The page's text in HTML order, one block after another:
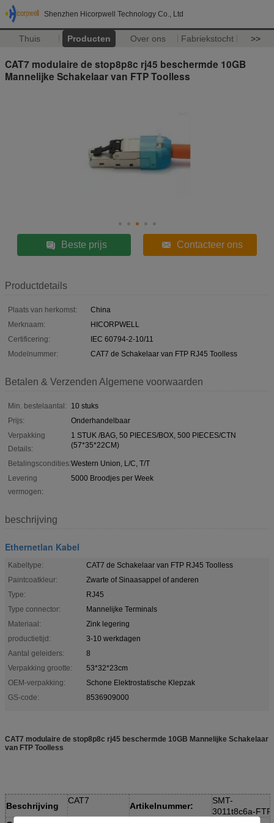
Shenzhen Hicorpwell Technology Co., Ltd
Thuis Producten Over ons Fabriekstocht >>
CAT7 modulaire de stop8p8c rj45 beschermde 10GB
Mannelijke Schakelaar van FTP Toolless
Beste prijs Contacteer ons
Productdetails
Plaats van herkomst:
China
Merknaam:
HICORPWELL
Certificering:
IEC 60794-2-10/11
Modelnummer:
CAT7 de Schakelaar van FTP RJ45 Toolless
Betalen & Verzenden Algemene voorwaarden
Min. bestelaantal:
10 stuks
Prijs:
Onderhandelbaar
Verpakking
Details:
1 STUK /BAG, 50 PIECES/BOX, 500 PIECES/CTN
(57*35*22CM)
Betalingscondities:Western Union, L/C, T/T
Levering
vermogen:
5000 Broodjes per Week
beschrijving
Ethernetlan Kabel
Kabeltype:
CAT7 de Schakelaar van FTP RJ45 Toolless
Paintcoatkleur:
Zwarte of Sinaasappel of anderen
Type:
RJ45
Type connector:
Mannelijke Terminals
Materiaal:
Zink legering
productietijd:
3-10 werkdagen
Aantal geleiders:
8
Verpakking grootte:
53*32*23cm
OEM-verpakking:
Schone Elektrostatische Klepzak
GS-code:
8536909000
CAT7 modulaire de stop8p8c rj45 beschermde 10GB Mannelijke Schakelaar
van FTP Toolless
Beschrijving
CAT7
Artikelnummer:
SMT-
3011t8c6a-FTP